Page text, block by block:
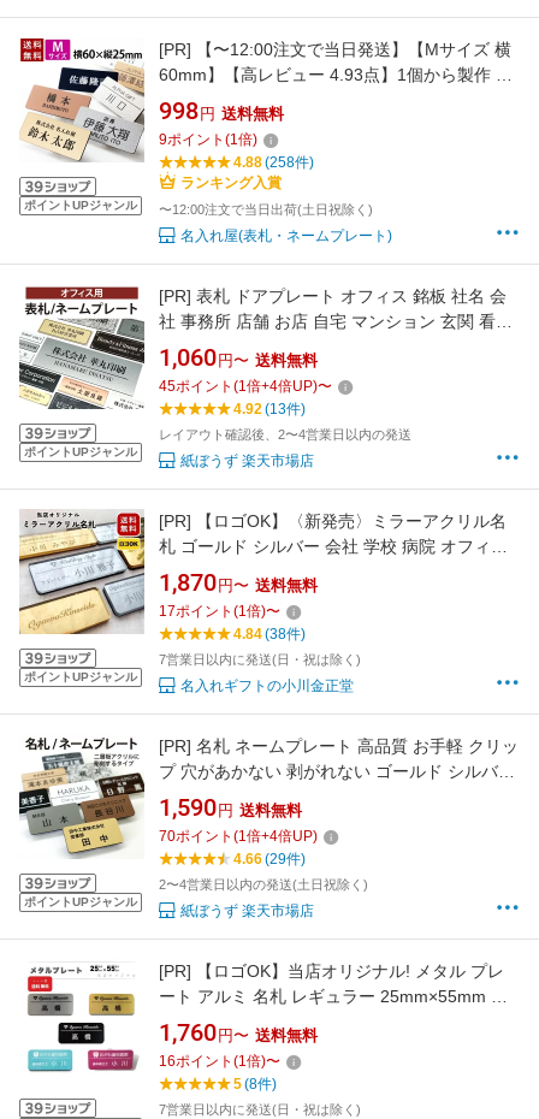
ポイントUPジャンル
[PR]
【〜12:00注文で当日発送】【Mサイズ 横
60mm】【高レビュー 4.93点】1個から製作 作
成 名札 ネームプレート ネームタグ ホテル 会社
学校 病院 オフィス クリニック お店 アクリル
刻印 名前 オーダー 名入れ クリップ ピン シル
バー ゴールド ステンレス 木目
998 円 送料無料
9ポイント (1倍)
4.88(258件)
ランキング入賞
〜12:00注文で当日出荷(土日祝除く)
名入れ屋(表札・ネームプレート)
ポイントUPジャンル
[PR] 表札 ドアプレート オフィス 銘板 社名 会
社 事務所 店舗 お店 自宅 マンション 玄関 看板
プレート マグネット 両面テープ 法人 オフィス
プレート 選べるサイズ ポスト 郵便受け 屋外
日本製 軽量 アクリル 長方形 木目調 大理石調
1,060 円〜 送料無料
45ポイント (1倍+4倍UP)〜
4.92(13件)
レイアウト確認後、2〜4営業日以内の発送
紙ぼうず 楽天市場店
ポイントUPジャンル
[PR]
【ロゴOK】〈新発売〉ミラーアクリル名
札 ゴールド シルバー 会社 学校 病院 オフィス
ホテル クリニック カフェ お店 受付 アクリル
名札 ネームプレート ネームタグ クリップ バッ
ジ 3サイズ 【aiデータ入稿OK】
1,870 円〜 送料無料
17ポイント (1倍)〜
4.84(38件)
7営業日以内に発送(日・祝は除く)
名入れギフトの小川金正堂
ポイントUPジャンル
[PR] 名札 ネームプレート 高品質 お手軽 クリッ
プ 穴があかない 剥がれない ゴールド シルバー
ブロンズ 木目調 石調 マット調 黒 白 ブラック
ホワイト マグネット ヘアライン仕上 二層板ア
クリル 彫刻タイプ npt-003
1,590 円 送料無料
70ポイント (1倍+4倍UP)
4.66(29件)
2〜4営業日以内の発送(土日祝除く)
紙ぼうず 楽天市場店
[PR]
【ロゴOK】当店オリジナル! メタル プレ
ート アルミ 名札 レギュラー 25mm×55mm 会
社 学校 病院 オフィス ホテル クリニック カフ
ェ お店 バッジ ネームプレート 名札 ネームタグ
金属名札 アルミ製 アクリル ゴールド シルバー
ブラック ピンク ブルー【aiデータ入稿OK】
1,760 円〜 送料無料
16ポイント (1倍)〜
5(8件)
7営業日以内に発送(日・祝は除く)